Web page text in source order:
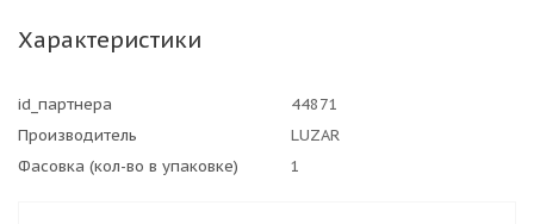
Характеристики
id_партнера
44871
Производитель
LUZAR
Фасовка (кол-во в упаковке)
1